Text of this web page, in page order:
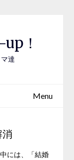
！
達
Menu
には、「結婚